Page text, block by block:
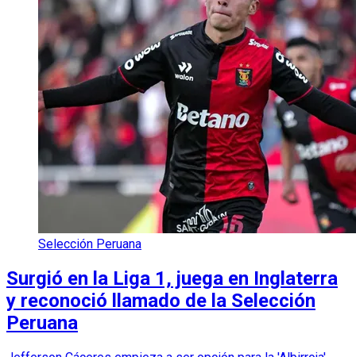
Selección Peruana
Surgió en la Liga 1, juega en Inglaterra
y reconoció llamado de la Selección
Peruana